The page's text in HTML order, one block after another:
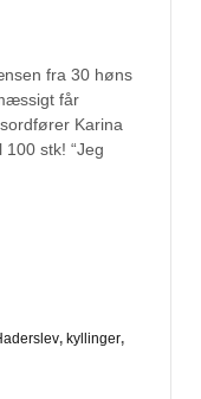
fra 30 høns
får
Karina
stk! “Jeg
, kyllinger,